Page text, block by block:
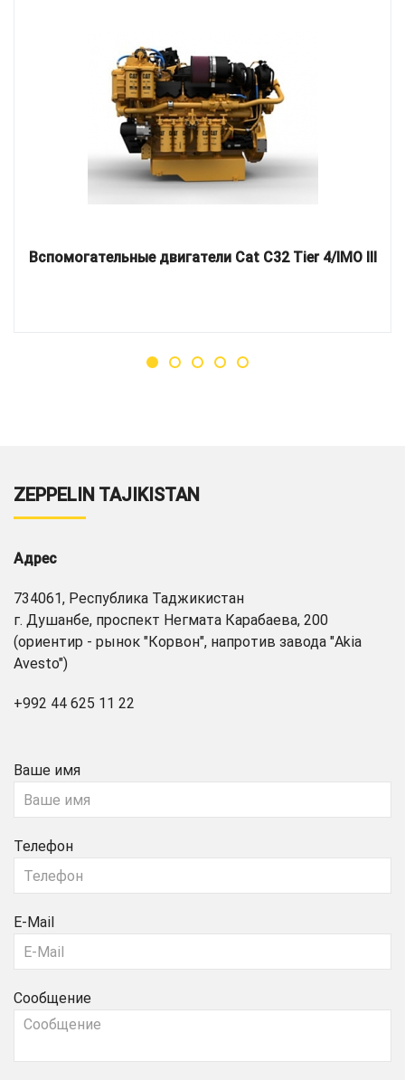
Вспомогательные двигатели Cat C32 Tier 4/IMO III
ZEPPELIN TAJIKISTAN
Адрес
734061, Республика Таджикистан
г. Душанбе, проспект Негмата Карабаева, 200
(ориентир - рынок "Корвон", напротив завода "Akia
Avesto")
+992 44 625 11 22
Ваше имя
Телефон
E-Mail
Сообщение